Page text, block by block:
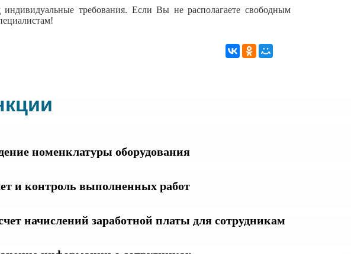
требования. Если Вы не располагаете свободным
номенклатуры оборудования
и контроль выполненных работ
начислений заработной платы для сотрудникам